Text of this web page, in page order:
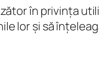
în privința
lor și să